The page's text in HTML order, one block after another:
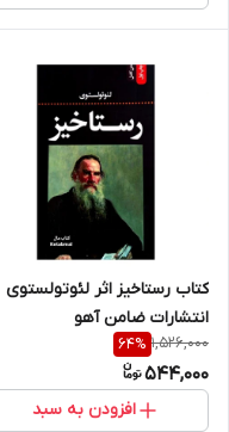
کتاب رستاخیز اثر لئوتولستوی
انتشارات ضامن آهو
1,526,000
64%
544,000
افزودن به سبد